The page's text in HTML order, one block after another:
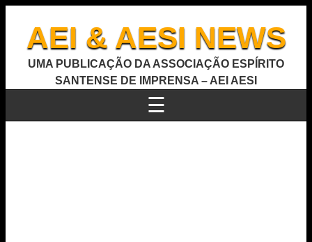
AEI & AESI NEWS
UMA PUBLICAÇÃO DA ASSOCIAÇÃO ESPÍRITO
SANTENSE DE IMPRENSA – AEI AESI
☰